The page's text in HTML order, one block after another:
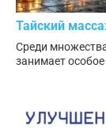
Тайский
Среди
занимает